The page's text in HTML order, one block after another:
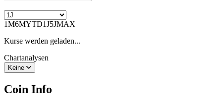
1M6MYTD1J5JMAX
Kurse werden geladen...
Chartanalysen
Keine
Coin Info